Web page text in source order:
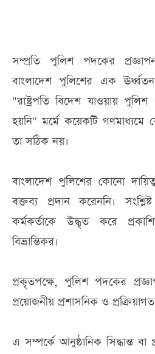
সম্প্রতি পুলিশ পদকের
বাংলাদেশ পুলিশের এক
"রাষ্ট্রপতি বিদেশ যাওয়ায়
হয়নি" মর্মে কয়েকটি গণমাধ্যমে
তা সঠিক নয়।
বাংলাদেশ পুলিশের কোনো
বক্তব্য প্রদান করেননি।
কর্মকর্তাকে উদ্ধৃত করে
বিভ্রান্তিকর।
প্রকৃতপক্ষে, পুলিশ পদকের
প্রয়োজনীয় প্রশাসনিক ও
এ সম্পর্কে আনুষ্ঠানিক সিদ্ধান্ত বা